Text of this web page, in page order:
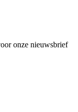
onze nieuwsbrief